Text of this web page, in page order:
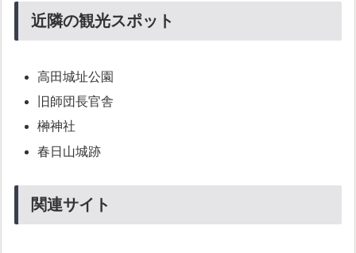
近隣の観光スポット
高田城址公園
旧師団長官舎
榊神社
春日山城跡
関連サイト